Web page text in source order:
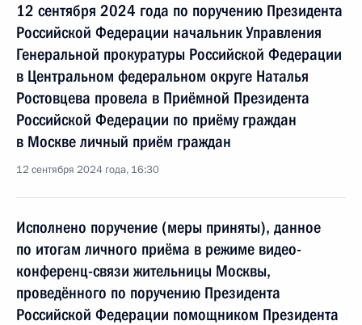
12 сентября 2024 года по поручению Президента
Российской Федерации начальник Управления
Генеральной прокуратуры Российской Федерации
в Центральном федеральном округе Наталья
Ростовцева провела в Приёмной Президента
Российской Федерации по приёму граждан
в Москве личный приём граждан
12 сентября 2024 года, 16:30
Исполнено поручение (меры приняты), данное
по итогам личного приёма в режиме видео-
конференц-связи жительницы Москвы,
проведённого по поручению Президента
Российской Федерации помощником Президента